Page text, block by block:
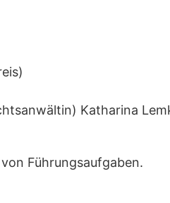
Katharina
Führungsaufgaben.